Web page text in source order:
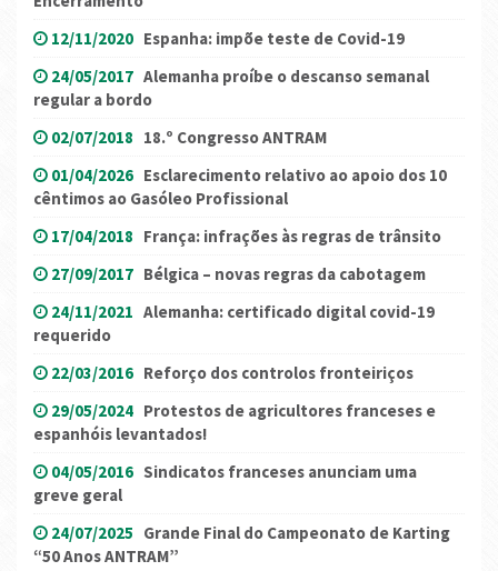
12/11/2020 Espanha: impõe teste de Covid-19
24/05/2017 Alemanha proíbe o descanso semanal
regular a bordo
02/07/2018 18.º Congresso ANTRAM
01/04/2026 Esclarecimento relativo ao apoio dos 10
cêntimos ao Gasóleo Profissional
17/04/2018 França: infrações às regras de trânsito
27/09/2017 Bélgica – novas regras da cabotagem
24/11/2021 Alemanha: certificado digital covid-19
requerido
22/03/2016 Reforço dos controlos fronteiriços
29/05/2024 Protestos de agricultores franceses e
espanhóis levantados!
04/05/2016 Sindicatos franceses anunciam uma
greve geral
24/07/2025 Grande Final do Campeonato de Karting
“50 Anos ANTRAM”